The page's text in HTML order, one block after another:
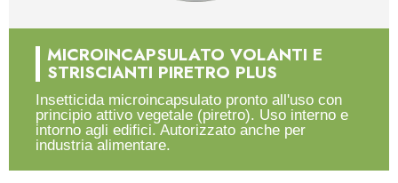
MICROINCAPSULATO VOLANTI E
STRISCIANTI PIRETRO PLUS
Insetticida microincapsulato pronto all'uso con
principio attivo vegetale (piretro). Uso interno e
intorno agli edifici. Autorizzato anche per
industria alimentare.